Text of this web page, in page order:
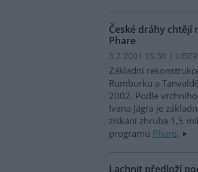
České dráhy chtějí
Phare
3.2.2001 15:30 |
Základní
Rumburku a
2002. Podle
Ivana Jágra je
získání zhruba 1,5
programu Phare.
Lachnit předloží